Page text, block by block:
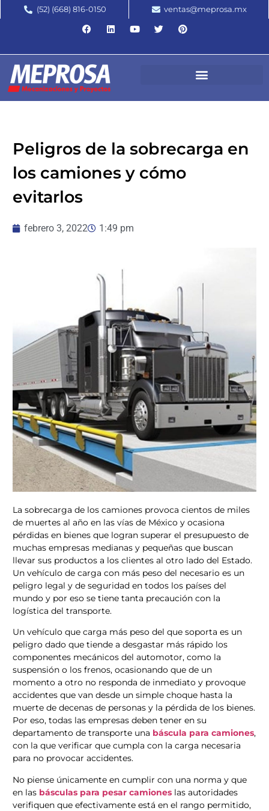
(52) (668) 816-0150 ventas@meprosa.mx
Peligros de la sobrecarga en
los camiones y cómo
evitarlos
febrero 3, 2022 1:49 pm
La sobrecarga de los camiones provoca cientos de miles
de muertes al año en las vías de México y ocasiona
pérdidas en bienes que logran superar el presupuesto de
muchas empresas medianas y pequeñas que buscan
llevar sus productos a los clientes al otro lado del Estado.
Un vehículo de carga con más peso del necesario es un
peligro legal y de seguridad en todos los países del
mundo y por eso se tiene tanta precaución con la
logística del transporte.
Un vehículo que carga más peso del que soporta es un
peligro dado que tiende a desgastar más rápido los
componentes mecánicos del automotor, como la
suspensión o los frenos, ocasionando que de un
momento a otro no responda de inmediato y provoque
accidentes que van desde un simple choque hasta la
muerte de decenas de personas y la pérdida de los bienes.
Por eso, todas las empresas deben tener en su
departamento de transporte una báscula para camiones,
con la que verificar que cumpla con la carga necesaria
para no provocar accidentes.
No piense únicamente en cumplir con una norma y que
en las básculas para pesar camiones las autoridades
verifiquen que efectivamente está en el rango permitido,